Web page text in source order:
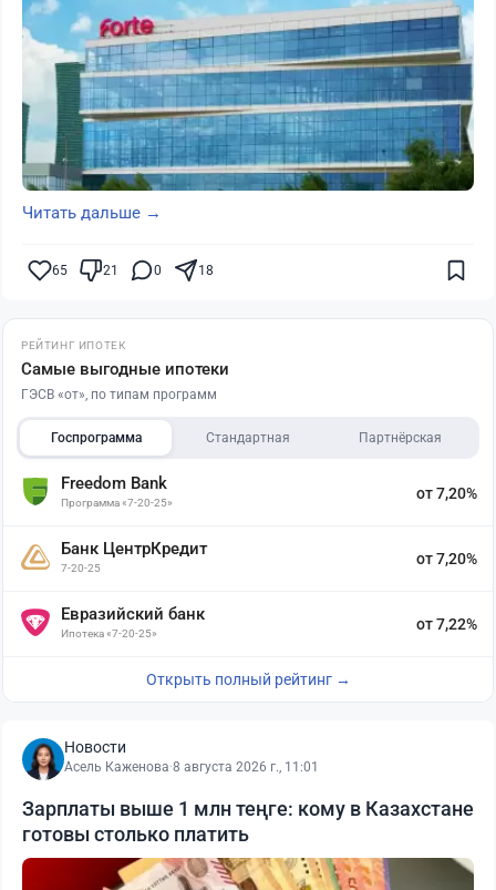
Читать дальше →
65 21 0 18
РЕЙТИНГ ИПОТЕК
Самые выгодные ипотеки
ГЭСВ «от», по типам программ
Госпрограмма Стандартная Партнёрская
Freedom Bank
Программа «7-20-25»
от 7,20%
Банк ЦентрКредит
7-20-25
от 7,20%
Евразийский банк
Ипотека «7-20-25»
от 7,22%
Открыть полный рейтинг →
Новости
Асель Каженова·8 августа 2026 г., 11:01
Зарплаты выше 1 млн теңге: кому в Казахстане
готовы столько платить